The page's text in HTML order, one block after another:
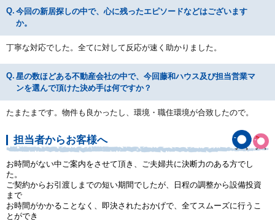
今回の新居探しの中で、心に残ったエピソードなどはございます
か。
丁寧な対応でした。全てに対して反応が速く助かりました。
星の数ほどある不動産会社の中で、今回藤和ハウス及び担当営業マ
ンを選んで頂けた決め手は何ですか？
たまたまです。物件も良かったし、環境・職住環境が合致したので。
担当者からお客様へ
お時間がない中ご案内をさせて頂き、ご夫婦共に決断力のある方でし
た。
ご契約からお引渡しまでの短い期間でしたが、日程の調整から設備投資
まで
お時間がかかることなく、即決されたおかげで、全てスムーズに行うこ
とができ